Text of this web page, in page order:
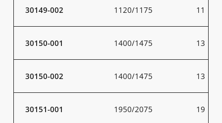
30149-002 1120/1175 11
30150-001 1400/1475 13
30150-002 1400/1475 13
30151-001 1950/2075 19